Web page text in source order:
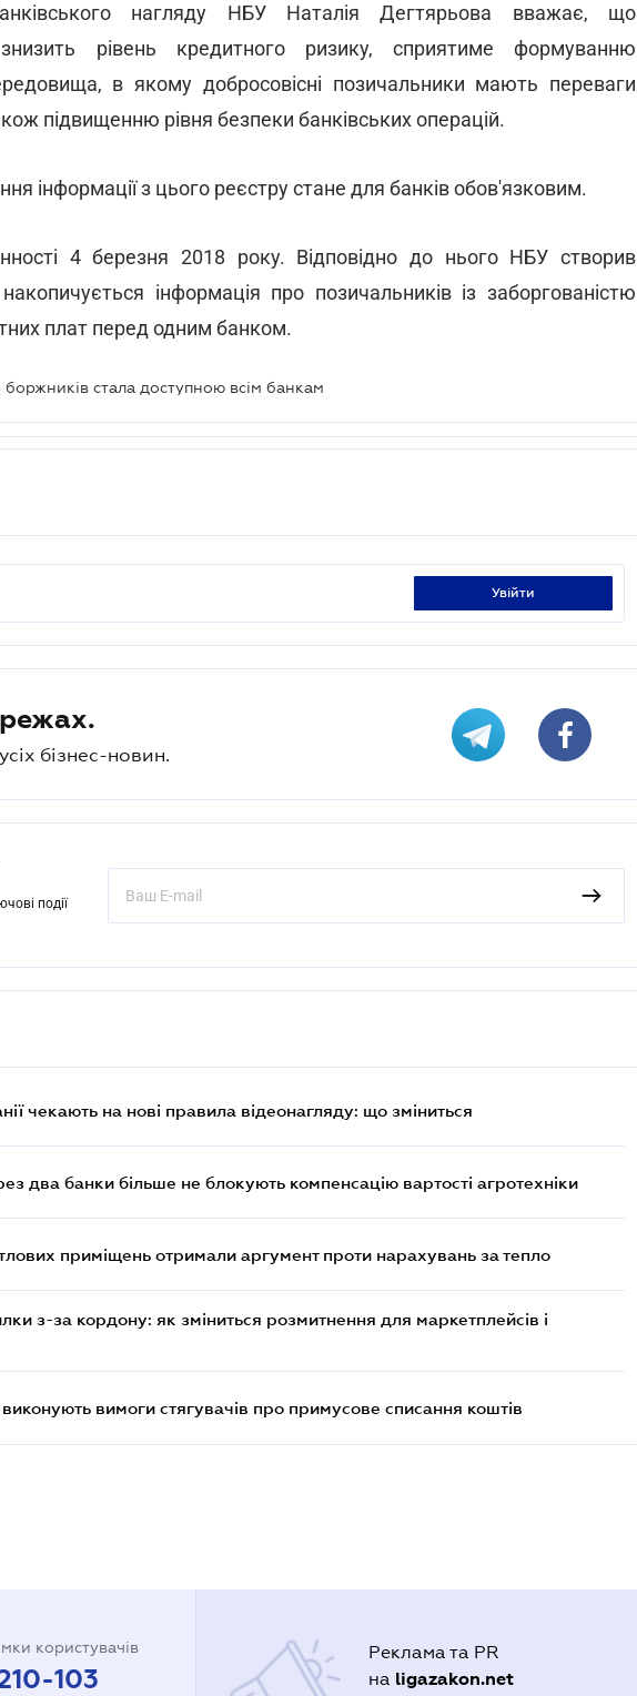
нагляду НБУ Наталія Дегтярьова вважає, що
рівень кредитного ризику, сприятиме формуванню
в якому добросовісні позичальники мають переваги
підвищенню рівня безпеки банківських операцій.
інформації з цього реєстру стане для банків обов'язковим.
4 березня 2018 року. Відповідно до нього НБУ створив
інформація про позичальників із заборгованістю
плат перед одним банком.
боржників стала доступною всім банкам
увійти
бізнес-новин.
події
чекають на нові правила відеонагляду: що зміниться
два банки більше не блокують компенсацію вартості агротехніки
приміщень отримали аргумент проти нарахувань за тепло
з-за кордону: як зміниться розмитнення для маркетплейсів і
вимоги стягувачів про примусове списання коштів
користувачів
103
Реклама та PR
на ligazakon.net